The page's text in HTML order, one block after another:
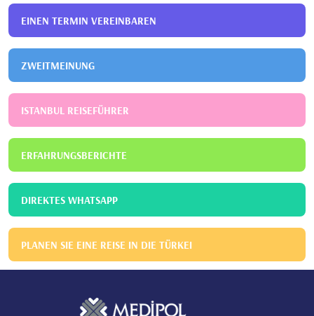
EINEN TERMIN VEREINBAREN
ZWEITMEINUNG
ISTANBUL REISEFÜHRER
ERFAHRUNGSBERICHTE
DIREKTES WHATSAPP
PLANEN SIE EINE REISE IN DIE TÜRKEI